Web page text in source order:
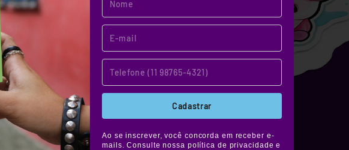
Cadastrar
Ao se inscrever, você concorda em receber e-
mails. Consulte nossa política de privacidade e
de